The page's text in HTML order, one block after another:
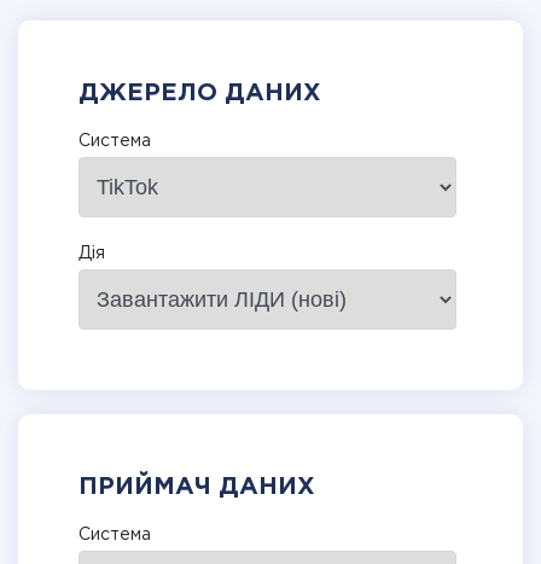
ДЖЕРЕЛО ДАНИХ
Система
Дія
ПРИЙМАЧ ДАНИХ
Система